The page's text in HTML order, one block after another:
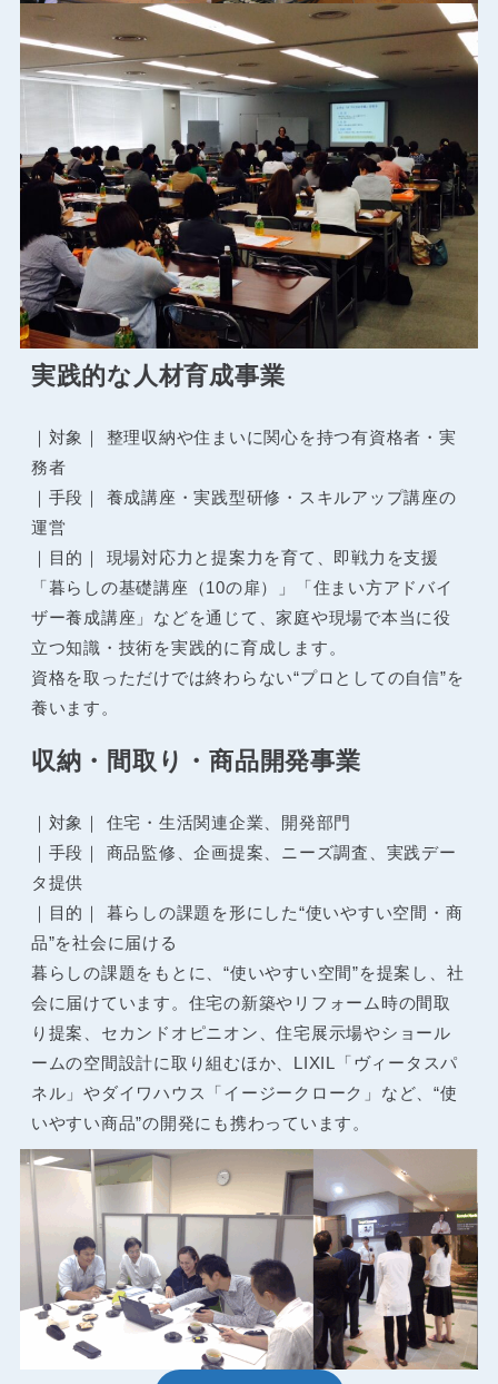
実践的な人材育成事業
｜対象｜ 整理収納や住まいに関心を持つ有資格者・実
務者
｜手段｜ 養成講座・実践型研修・スキルアップ講座の
運営
｜目的｜ 現場対応力と提案力を育て、即戦力を支援
「暮らしの基礎講座（10の扉）」「住まい方アドバイ
ザー養成講座」などを通じて、家庭や現場で本当に役
立つ知識・技術を実践的に育成します。
資格を取っただけでは終わらない“プロとしての自信”を
養います。
収納・間取り・商品開発事業
｜対象｜ 住宅・生活関連企業、開発部門
｜手段｜ 商品監修、企画提案、ニーズ調査、実践デー
タ提供
｜目的｜ 暮らしの課題を形にした“使いやすい空間・商
品”を社会に届ける
暮らしの課題をもとに、“使いやすい空間”を提案し、社
会に届けています。住宅の新築やリフォーム時の間取
り提案、セカンドオピニオン、住宅展示場やショール
ームの空間設計に取り組むほか、LIXIL「ヴィータスパ
ネル」やダイワハウス「イージークローク」など、“使
いやすい商品”の開発にも携わっています。